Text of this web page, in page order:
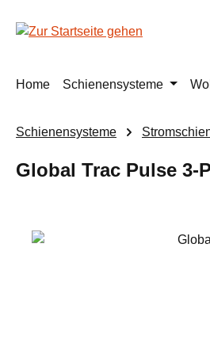
Home Schienensysteme
Schienensysteme
Global Trac Pulse 3-
Bildergalerie überspringen